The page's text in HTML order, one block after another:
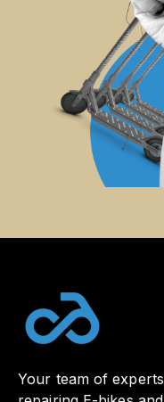
Your team of